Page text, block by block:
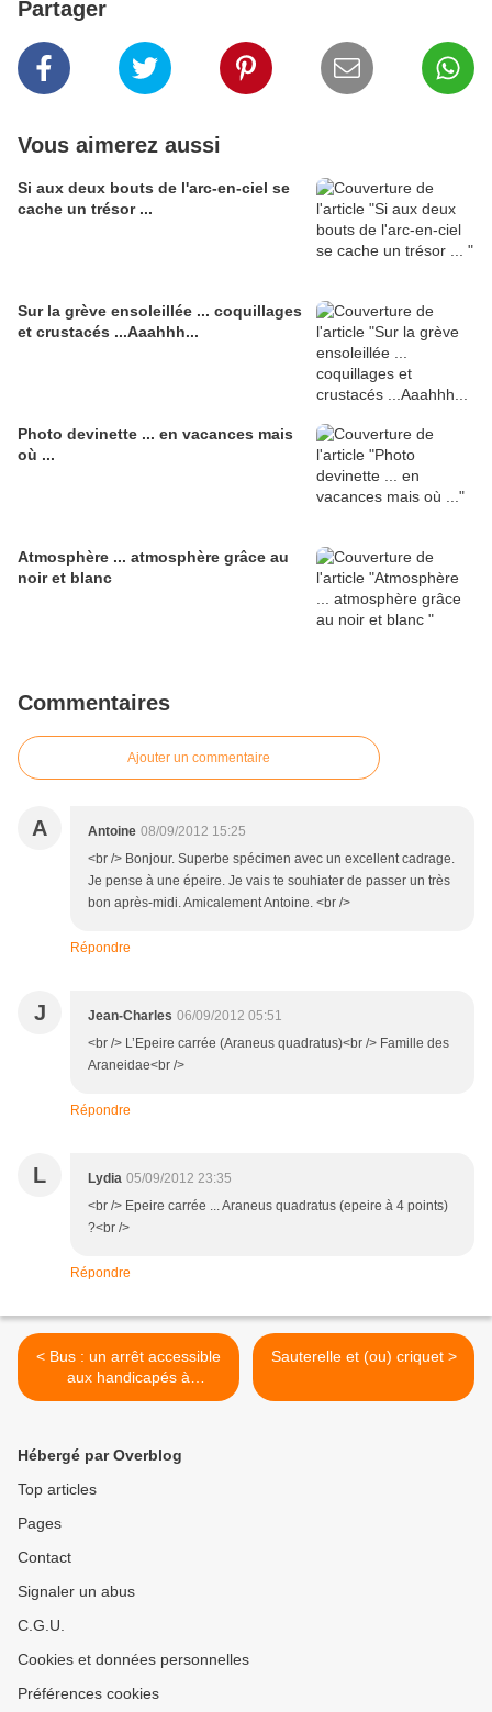
Partager
Vous aimerez aussi
Si aux deux bouts de l'arc-en-ciel se
cache un trésor ...
Sur la grève ensoleillée ... coquillages
et crustacés ...Aaahhh...
Photo devinette ... en vacances mais
où ...
Atmosphère ... atmosphère grâce au
noir et blanc
Commentaires
Ajouter un commentaire
A Antoine 08/09/2012 15:25
<br /> Bonjour. Superbe spécimen avec un excellent cadrage.
Je pense à une épeire. Je vais te souhiater de passer un très
bon après-midi. Amicalement Antoine. <br />
Répondre
J Jean-Charles 06/09/2012 05:51
<br /> L’Epeire carrée (Araneus quadratus)<br /> Famille des
Araneidae<br />
Répondre
L Lydia 05/09/2012 23:35
<br /> Epeire carrée ... Araneus quadratus (epeire à 4 points)
?<br />
Répondre
< Bus : un arrêt accessible
aux handicapés à
Roussillon
Sauterelle et (ou) criquet >
Hébergé par Overblog
Top articles
Pages
Contact
Signaler un abus
C.G.U.
Cookies et données personnelles
Préférences cookies